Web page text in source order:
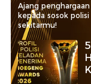
Ajang
kepada sosok
sekitarmu!